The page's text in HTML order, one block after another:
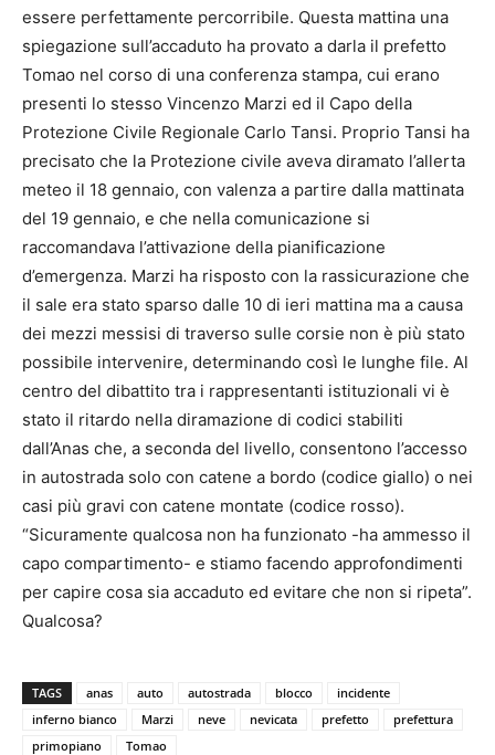
essere perfettamente percorribile. Questa mattina una
spiegazione sull’accaduto ha provato a darla il prefetto
Tomao nel corso di una conferenza stampa, cui erano
presenti lo stesso Vincenzo Marzi ed il Capo della
Protezione Civile Regionale Carlo Tansi. Proprio Tansi ha
precisato che la Protezione civile aveva diramato l’allerta
meteo il 18 gennaio, con valenza a partire dalla mattinata
del 19 gennaio, e che nella comunicazione si
raccomandava l’attivazione della pianificazione
d’emergenza. Marzi ha risposto con la rassicurazione che
il sale era stato sparso dalle 10 di ieri mattina ma a causa
dei mezzi messisi di traverso sulle corsie non è più stato
possibile intervenire, determinando così le lunghe file. Al
centro del dibattito tra i rappresentanti istituzionali vi è
stato il ritardo nella diramazione di codici stabiliti
dall’Anas che, a seconda del livello, consentono l’accesso
in autostrada solo con catene a bordo (codice giallo) o nei
casi più gravi con catene montate (codice rosso).
“Sicuramente qualcosa non ha funzionato -ha ammesso il
capo compartimento- e stiamo facendo approfondimenti
per capire cosa sia accaduto ed evitare che non si ripeta”.
Qualcosa?
TAGS anas auto autostrada blocco
incidente
inferno bianco
Marzi neve nevicata prefetto
prefettura
primopiano
Tomao